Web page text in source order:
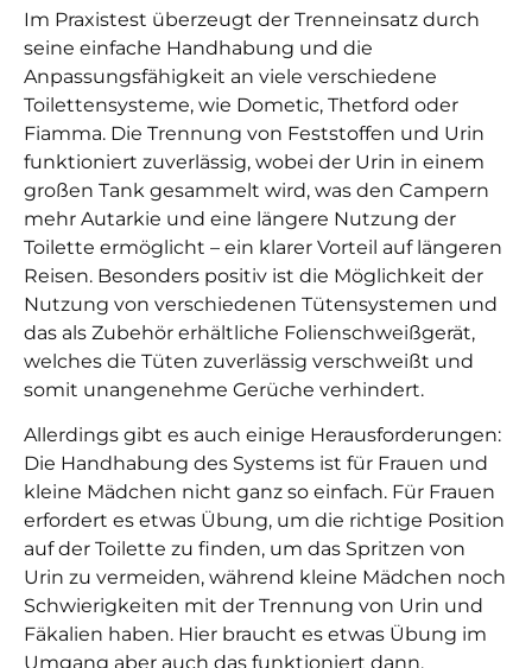
Im Praxistest überzeugt der Trenneinsatz durch
seine einfache Handhabung und die
Anpassungsfähigkeit an viele verschiedene
Toilettensysteme, wie Dometic, Thetford oder
Fiamma. Die Trennung von Feststoffen und Urin
funktioniert zuverlässig, wobei der Urin in einem
großen Tank gesammelt wird, was den Campern
mehr Autarkie und eine längere Nutzung der
Toilette ermöglicht – ein klarer Vorteil auf längeren
Reisen. Besonders positiv ist die Möglichkeit der
Nutzung von verschiedenen Tütensystemen und
das als Zubehör erhältliche Folienschweißgerät,
welches die Tüten zuverlässig verschweißt und
somit unangenehme Gerüche verhindert.
Allerdings gibt es auch einige Herausforderungen:
Die Handhabung des Systems ist für Frauen und
kleine Mädchen nicht ganz so einfach. Für Frauen
erfordert es etwas Übung, um die richtige Position
auf der Toilette zu finden, um das Spritzen von
Urin zu vermeiden, während kleine Mädchen noch
Schwierigkeiten mit der Trennung von Urin und
Fäkalien haben. Hier braucht es etwas Übung im
Umgang aber auch das funktioniert dann.